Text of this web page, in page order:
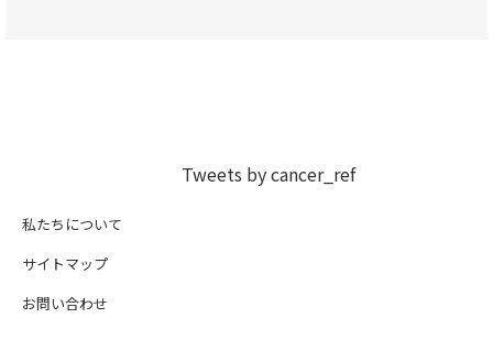
Tweets by cancer_ref
私たちについて
サイトマップ
お問い合わせ